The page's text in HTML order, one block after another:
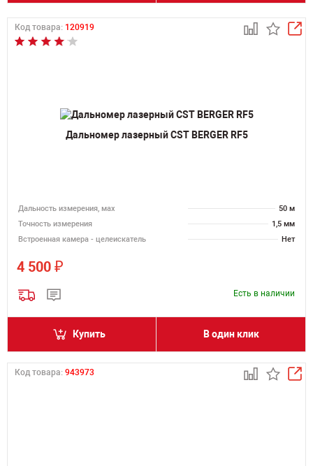
Код товара: 120919
Дальномер лазерный CST BERGER RF5
Дальность измерения, мах
50 м
Точность измерения
1,5 мм
Встроенная камера - целеискатель
Нет
4 500 ₽
Есть в наличии
Купить В один клик
Код товара: 943973